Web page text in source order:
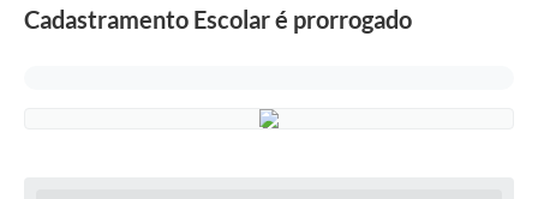
Cadastramento Escolar é prorrogado